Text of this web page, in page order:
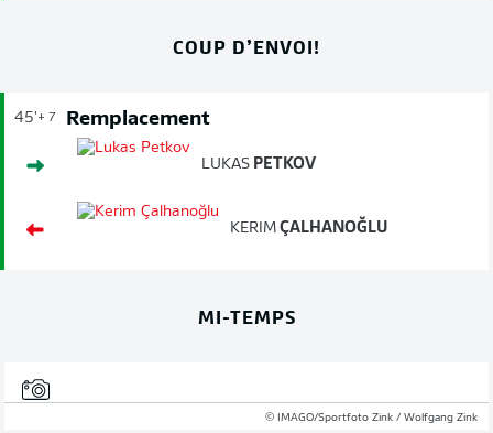
COUP D’ENVOI!
45'+ 7 Remplacement
LUKAS PETKOV
KERIM ÇALHANOĞLU
MI-TEMPS
© IMAGO/Sportfoto Zink / Wolfgang Zink